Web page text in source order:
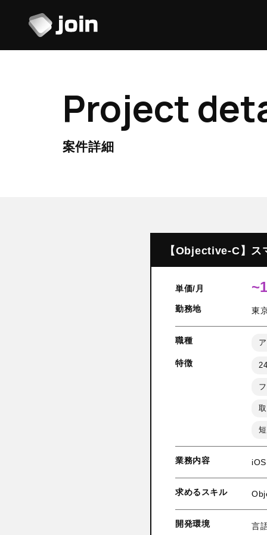
Project
案件詳細
【Objective-C】ス
単価/月
勤務地 東
職種
特徴
業務内容
求めるスキル
開発環境 言